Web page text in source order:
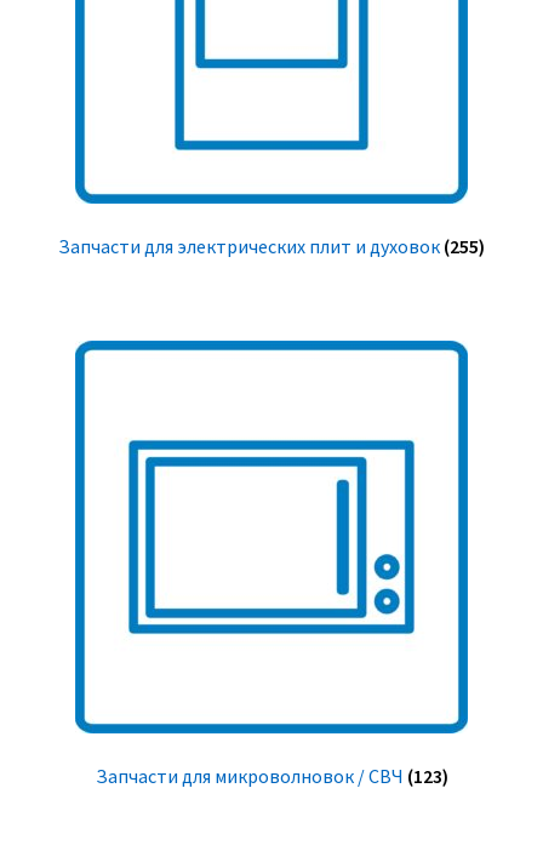
Запчасти для электрических плит и духовок (255)
Запчасти для микроволновок / СВЧ (123)